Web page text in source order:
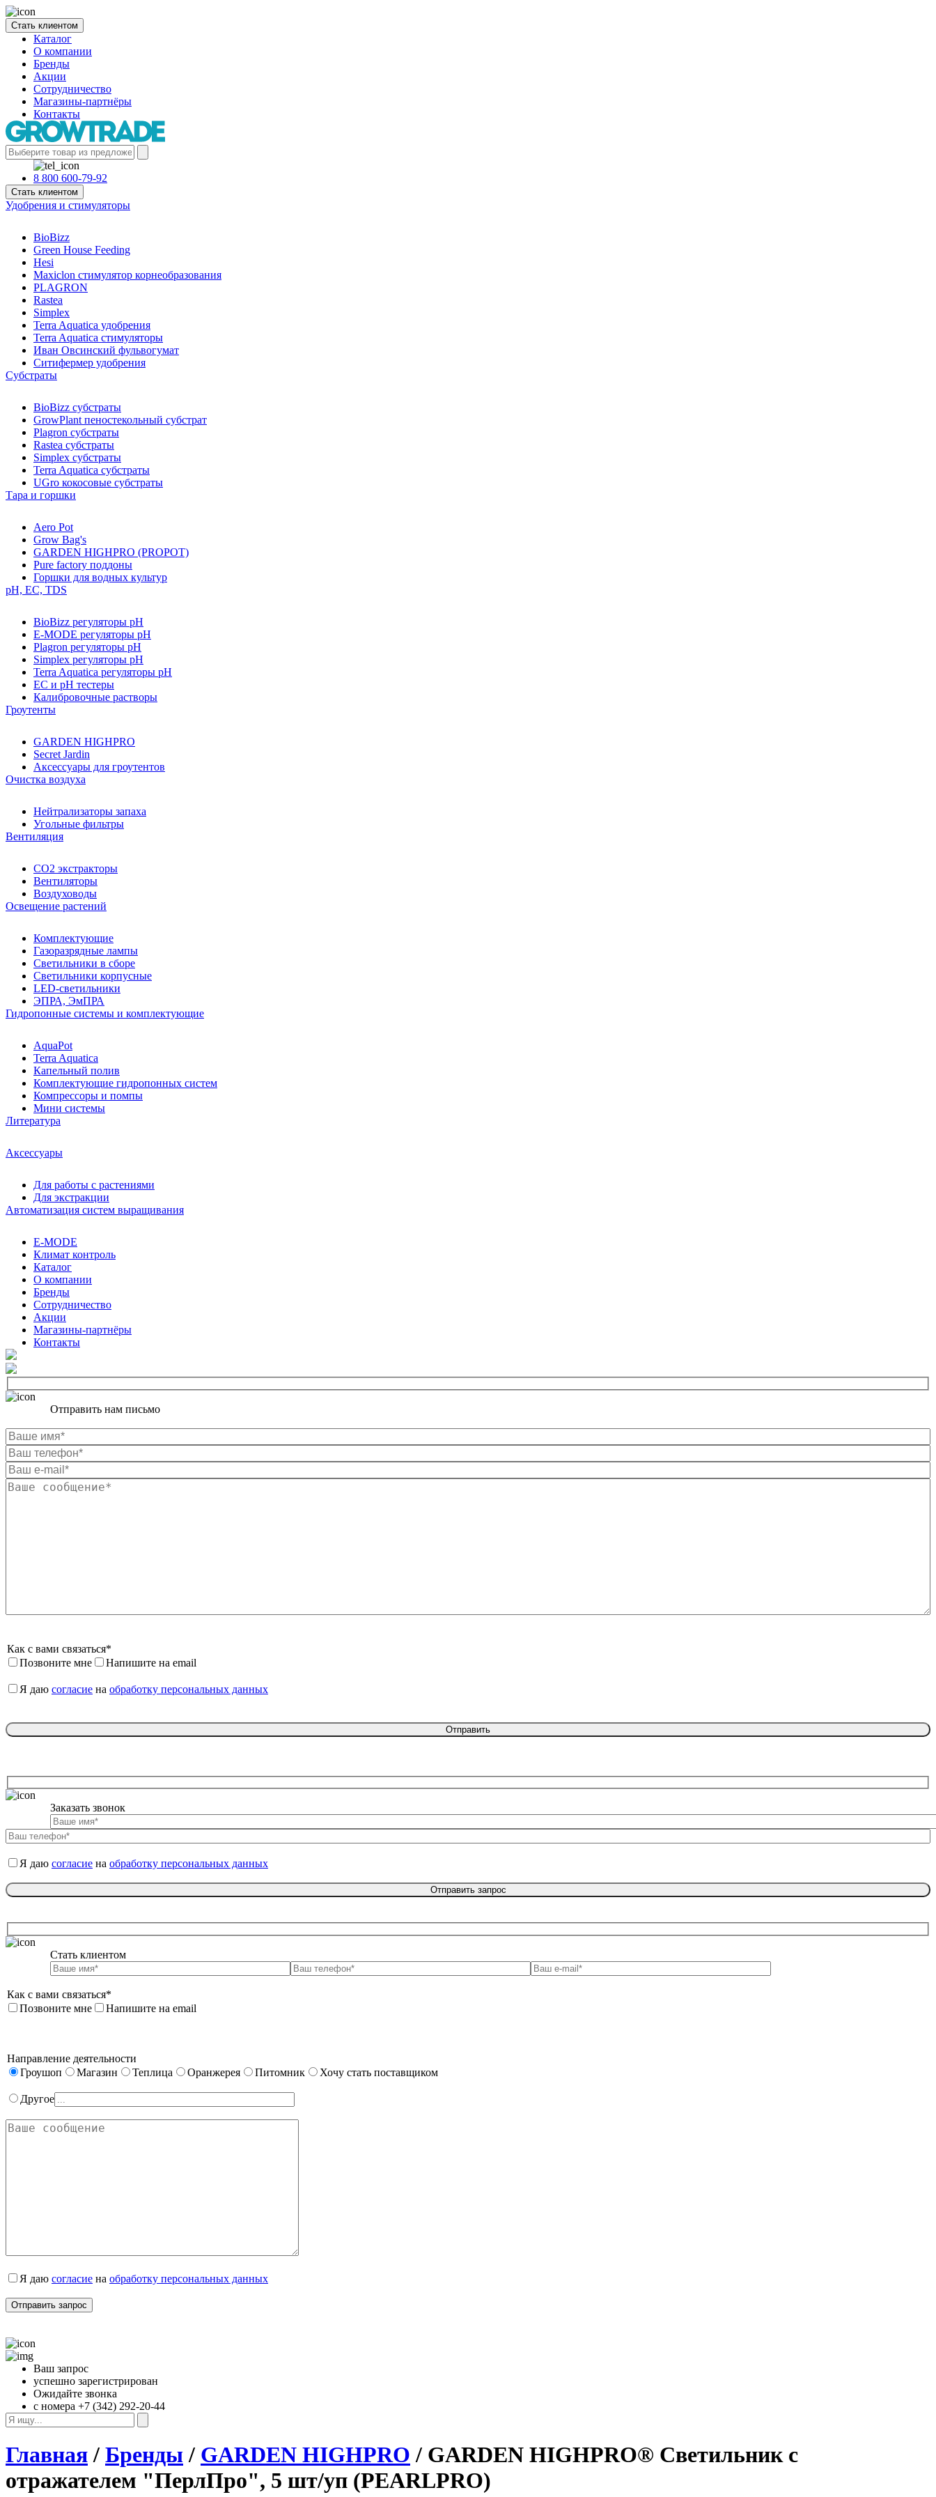
Стать клиентом
Каталог
О компании
Бренды
Акции
Сотрудничество
Магазины-партнёры
Контакты
8 800 600-79-92
Стать клиентом
Удобрения и стимуляторы
BioBizz
Green House Feeding
Hesi
Maxiclon стимулятор корнеобразования
PLAGRON
Rastea
Simplex
Terra Aquatica удобрения
Terra Aquatica стимуляторы
Иван Овсинский фульвогумат
Ситифермер удобрения
Субстраты
BioBizz cубстраты
GrowPlant пеностекольный субстрат
Plagron cубстраты
Rastea cубстраты
Simplex cубстраты
Terra Aquatica cубстраты
UGro кокосовые субстраты
Тара и горшки
Aero Pot
Grow Bag's
GARDEN HIGHPRO (PROPOT)
Pure factory поддоны
Горшки для водных культур
pH, EC, TDS
BioBizz регуляторы pH
E-MODE регуляторы pH
Plagron регуляторы pH
Simplex регуляторы pH
Terra Aquatica регуляторы pH
EC и pH тестеры
Калибровочные растворы
Гроутенты
GARDEN HIGHPRO
Secret Jardin
Аксессуары для гроутентов
Очистка воздуха
Нейтрализаторы запаха
Угольные фильтры
Вентиляция
CO2 экстракторы
Вентиляторы
Воздуховоды
Освещение растений
Комплектующие
Газоразрядные лампы
Светильники в сборе
Светильники корпусные
LED-светильники
ЭПРА, ЭмПРА
Гидропонные системы и комплектующие
AquaPot
Terra Aquatica
Капельный полив
Комплектующие гидропонных систем
Компрессоры и помпы
Мини системы
Литература
Аксессуары
Для работы с растениями
Для экстракции
Автоматизация систем выращивания
E-MODE
Климат контроль
Каталог
О компании
Бренды
Сотрудничество
Акции
Магазины-партнёры
Контакты
Отправить нам письмо
Как с вами связаться*
Позвоните мне
Напишите на email
Я даю согласие на обработку персональных данных
Заказать звонок
Я даю согласие на обработку персональных данных
Стать клиентом
Как с вами связаться*
Позвоните мне
Напишите на email
Направление деятельности
Гроушоп
Магазин Теплица Оранжерея Питомник Хочу стать поставщиком
Другое
Я даю согласие на обработку персональных данных
Ваш запрос
успешно зарегистрирован
Ожидайте звонка
с номера +7 (342) 292-20-44
Главная/ Бренды/ GARDEN HIGHPRO / GARDEN HIGHPRO® Светильник с
отражателем "ПерлПро", 5 шт/уп (PEARLPRO)